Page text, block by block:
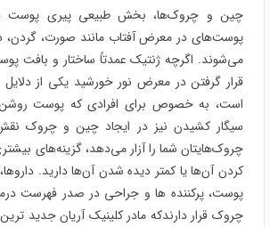
چین و چروک‌ها، بخش طبیعی پیری پوست
پوست‌های در معرض آفتاب مانند صورت،
می‌شوند. اگرچه ژنتیک عمدتاً ساختار و بافت
قرار گرفتن در معرض نور خورشید یکی از
است، به خصوص برای افرادی که پوست روشن
سیگار کشیدن نیز در ایجاد چین و چروک
چروک‌هایتان شما را آزار می‌دهد، گزینه‌های
کردن آن‌ها یا کمتر دیده شدن آن‌ها دارید.
پوست، پرکننده ها و جراحی در صدر فهرست
چروک قرار دارندکه مادر کلینیک آریان جدید